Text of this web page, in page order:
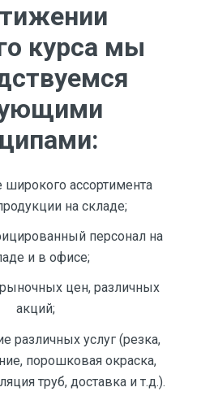
курса мы
ассортимента
на складе;
персонал на
и в офисе;
цен, различных
акций;
различных услуг (резка,
порошковая окраска,
труб, доставка и т.д.).